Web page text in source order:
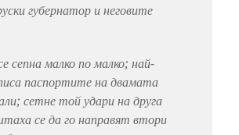
губернатор и неговите
сепна малко по малко; най-
паспортите на двамата
сетне той удари на друга
се да го направят втори